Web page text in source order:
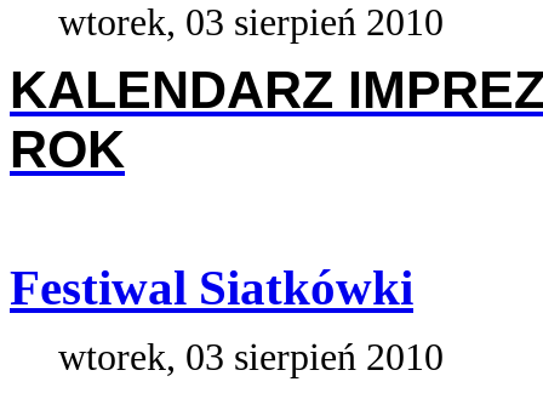
wtorek, 03 sierpień 2010
KALENDARZ
ROK
Festiwal Siatkówki
wtorek, 03 sierpień 2010